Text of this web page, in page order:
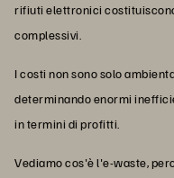
rifiuti elettronici
complessivi.
I costi non sono solo
determinando enormi
in termini di profitti.
Vediamo cos'è l'e-waste,